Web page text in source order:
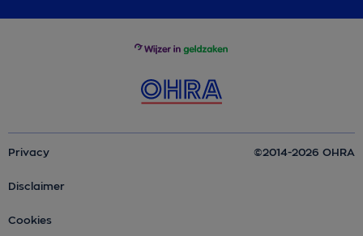
Privacy
Disclaimer
Cookies
©2014-2026 OHRA